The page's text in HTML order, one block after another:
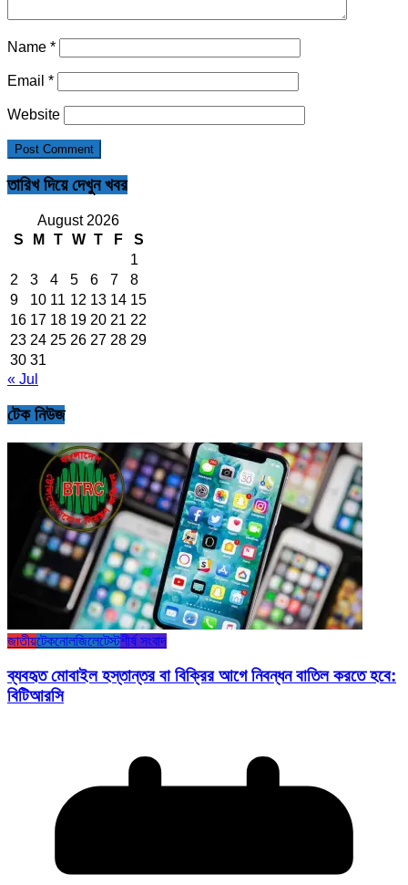
Name *
Email *
Website
তারিখ দিয়ে দেখুন খবর
August 2026
S
M T W T F
S
1
2
3 4 5 6 7
8
9
10 11 12 13 14 15
16 17 18 19 20 21 22
23 24 25 26 27 28 29
30 31
« Jul
টেক নিউজ
জাতীয়টেকনোলজিলেটেস্টশীর্ষ সংবাদ
ব্যবহৃত মোবাইল হস্তান্তর বা বিক্রির আগে নিবন্ধন বাতিল করতে হবে:
বিটিআরসি